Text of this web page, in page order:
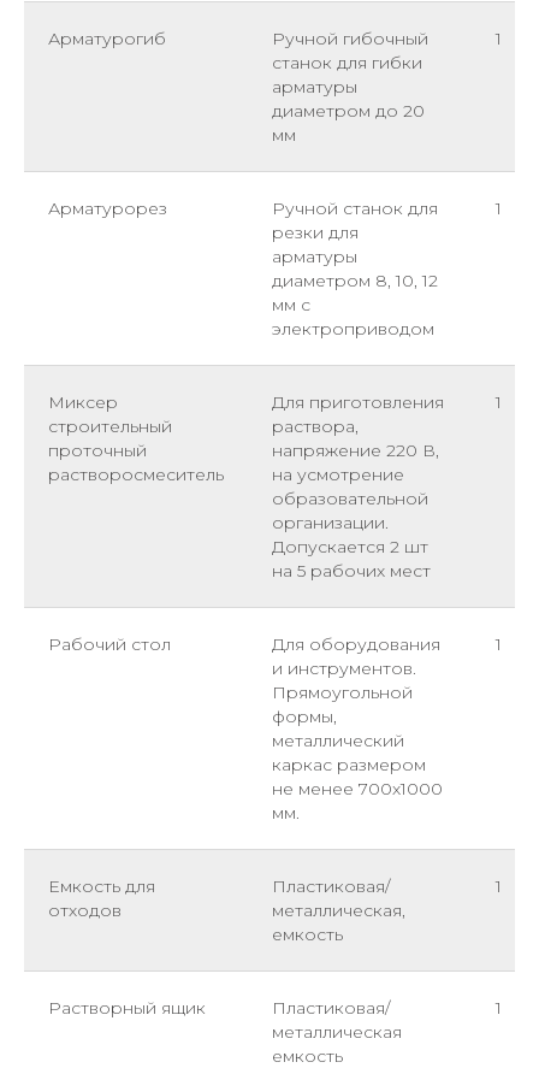
Арматурогиб
Ручной гибочный
станок для гибки
арматуры
диаметром до 20
мм
1
Арматурорез
Ручной станок для
резки для
арматуры
диаметром 8, 10, 12
мм с
электроприводом
1
Миксер
строительный
проточный
растворосмеситель
Для приготовления
раствора,
напряжение 220 В,
на усмотрение
образовательной
организации.
Допускается 2 шт
на 5 рабочих мест
1
Рабочий стол
Для оборудования
и инструментов.
Прямоугольной
формы,
металлический
каркас размером
не менее 700х1000
мм.
1
Емкость для
отходов
Пластиковая/
металлическая,
емкость
1
Растворный ящик
Пластиковая/
металлическая
емкость
1